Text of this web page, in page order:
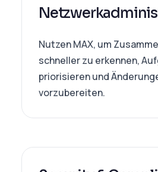
Nutzen MAX, um
schneller zu erkennen,
priorisieren und
vorzubereiten.